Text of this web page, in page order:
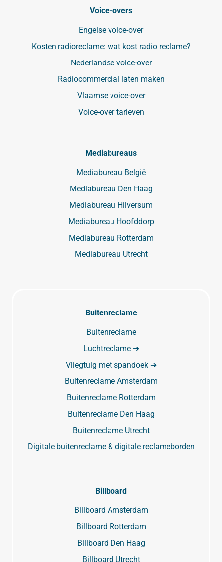
Voice-overs
Engelse voice-over
Kosten radioreclame: wat kost radio reclame?
Nederlandse voice-over
Radiocommercial laten maken
Vlaamse voice-over
Voice-over tarieven
Mediabureaus
Mediabureau België
Mediabureau Den Haag
Mediabureau Hilversum
Mediabureau Hoofddorp
Mediabureau Rotterdam
Mediabureau Utrecht
Buitenreclame
Buitenreclame
Luchtreclame ➔
Vliegtuig met spandoek ➔
Buitenreclame Amsterdam
Buitenreclame Rotterdam
Buitenreclame Den Haag
Buitenreclame Utrecht
Digitale buitenreclame & digitale reclameborden
Billboard
Billboard Amsterdam
Billboard Rotterdam
Billboard Den Haag
Billboard Utrecht